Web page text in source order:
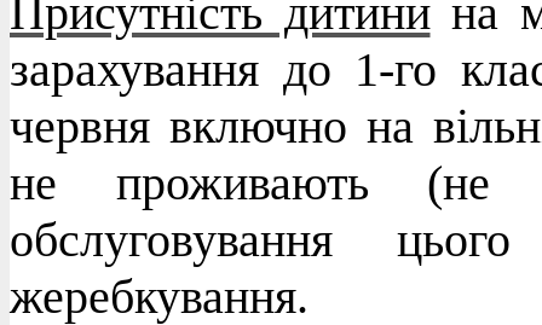
Присутність дитинина
зарахування до 1-го
червня включно на
не проживають (не
обслуговування
жеребкування.